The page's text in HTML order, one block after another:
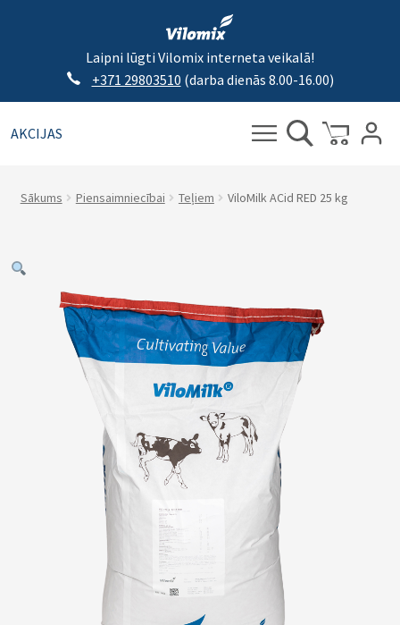
Laipni lūgti Vilomix interneta veikalā!
+371 29803510 (darba dienās 8.00-16.00)
AKCIJAS
Sākums
Piensaimniecībai Teļiem ViloMilk ACid RED 25 kg